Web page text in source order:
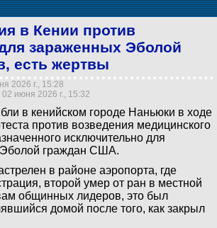
в Кении против
зараженных Эболой
есть жертвы
2026 г., 15:28
июня 2026 г., 15:32
в кенийском городе Наньюки в ходе
против возведения медицинского
исключительно для
граждан США.
в районе аэропорта, где
второй умер от ран в местной
общинных лидеров, это был
домой после того, как закрыл